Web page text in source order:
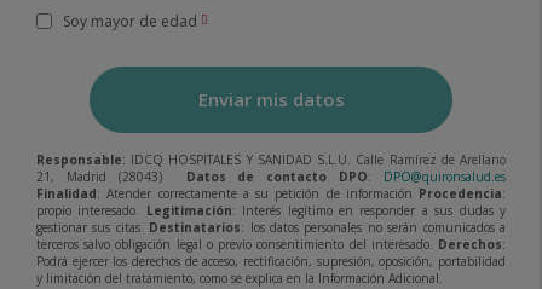
Soy mayor de edad
Enviar mis datos
Responsable: IDCQ HOSPITALES Y SANIDAD S.L.U. Calle Ramírez de Arellano
21, Madrid (28043)
Datos de contacto DPO: DPO@quironsalud.es
Finalidad: Atender correctamente a su petición de información Procedencia:
propio interesado. Legitimación: Interés legítimo en responder a sus dudas y
gestionar sus citas. Destinatarios: los datos personales no serán comunicados a
terceros salvo obligación legal o previo consentimiento del interesado. Derechos:
Podrá ejercer los derechos de acceso, rectificación, supresión, oposición, portabilidad
y limitación del tratamiento, como se explica en la Información Adicional.